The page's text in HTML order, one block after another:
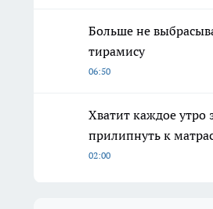
Больше не
тирамису
06:50
Хватит каждое утро
прилипнуть к
02:00